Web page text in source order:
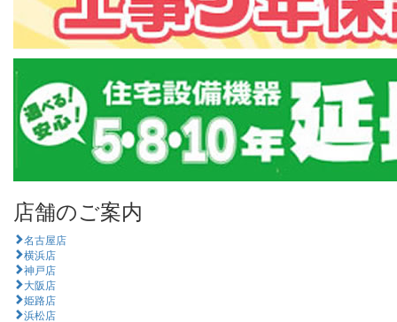
店舗のご案内
名古屋店
横浜店
神戸店
大阪店
姫路店
浜松店